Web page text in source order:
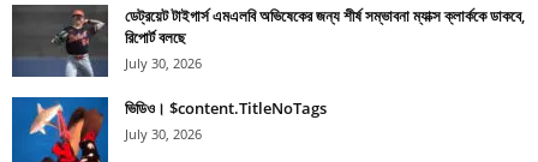
ডেট্রয়েট টাইগার্স এমএলবি অভিষেকের জন্য শীর্ষ সম্ভাবনা ম্যাক্স ক্লার্ককে ডাকবে,
রিপোর্ট বলছে
July 30, 2026
ভিডিও। $content.TitleNoTags
July 30, 2026